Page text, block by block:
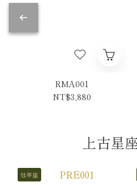
RMA001
NT$3,880
上古星
牡羊座